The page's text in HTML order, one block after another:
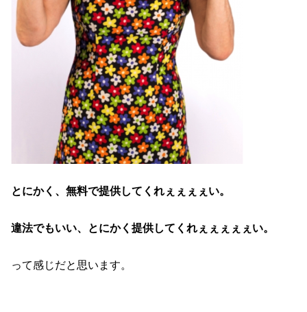
とにかく、無料で提供してくれぇぇぇぇい。
違法でもいい、とにかく提供してくれぇぇぇぇぇい。
って感じだと思います。